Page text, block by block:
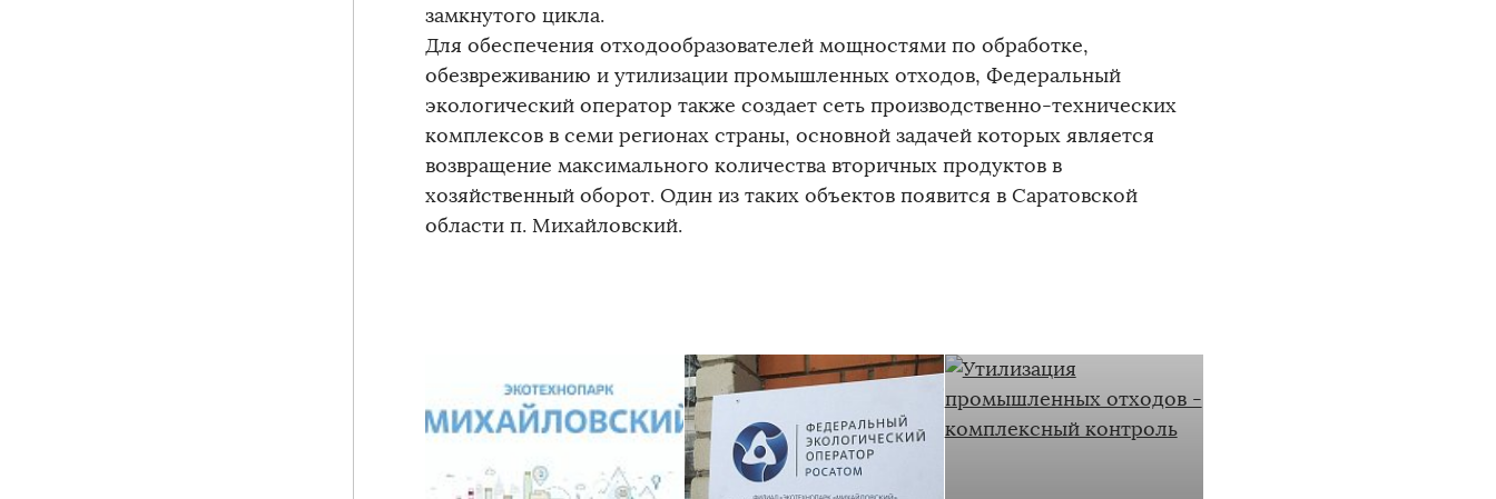
замкнутого цикла.
Для обеспечения отходообразователей мощностями по обработке,
обезвреживанию и утилизации промышленных отходов, Федеральный
экологический оператор также создает сеть производственно-технических
комплексов в семи регионах страны, основной задачей которых является
возвращение максимального количества вторичных продуктов в
хозяйственный оборот. Один из таких объектов появится в Саратовской
области п. Михайловский.